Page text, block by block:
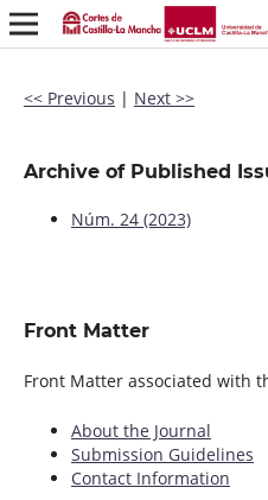
<< Previous | Next >>
Archive of Published
Núm. 24 (2023)
Front Matter
Front Matter associated with
About the Journal
Submission Guidelines
Contact Information